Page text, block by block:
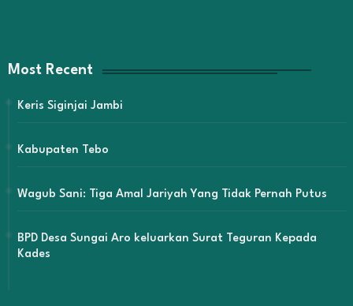
Most Recent
Keris Siginjai Jambi
Kabupaten Tebo
Wagub Sani: Tiga Amal Jariyah Yang Tidak Pernah Putus
BPD Desa Sungai Aro keluarkan Surat Teguran Kepada
Kades